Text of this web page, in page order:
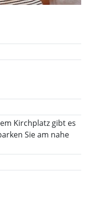
Kirchplatz gibt es
Sie am nahe